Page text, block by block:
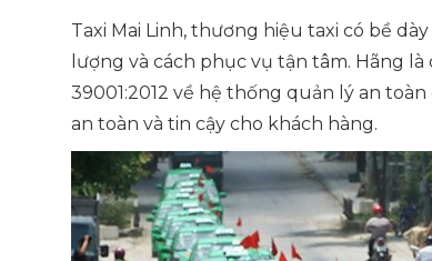
Taxi Mai Linh, thương hiệu taxi có bề
lượng và cách phục vụ tận tâm. Hãng
39001:2012 về hệ thống quản lý an
an toàn và tin cậy cho khách hàng.